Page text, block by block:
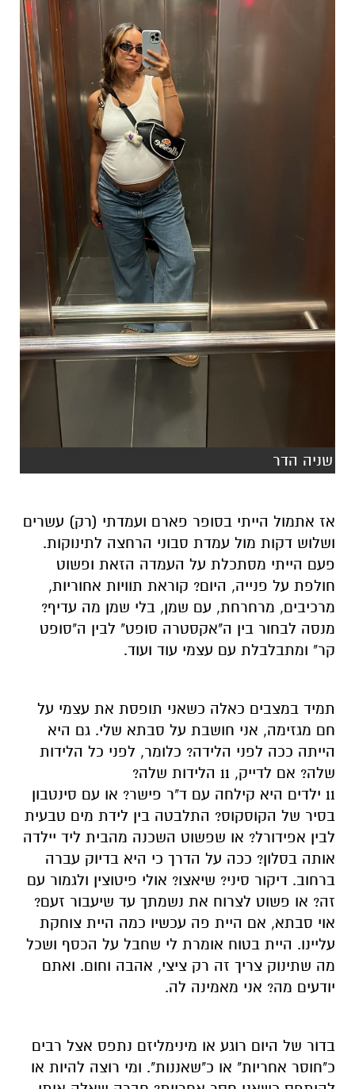
שניה הדר
אז אתמול הייתי בסופר פארם ועמדתי (רק) עשרים
ושלוש דקות מול עמדת סבוני הרחצה לתינוקות.
פעם הייתי מסתכלת על העמדה הזאת ופשוט
חולפת על פנייה, היום? קוראת תוויות אחוריות,
מרכיבים, מרחרחת, עם שמן, בלי שמן מה עדיף?
מנסה לבחור בין ה"אקסטרה סופט" לבין ה"סופט
קר" ומתבלבלת עם עצמי עוד ועוד.
תמיד במצבים כאלה כשאני תופסת את עצמי על
חם מגזימה, אני חושבת על סבתא שלי. גם היא
הייתה ככה לפני הלידה? כלומר, לפני כל הלידות
שלה? אם לדייק, 11 הלידות שלה?
11 ילדים היא קילחה עם ד"ר פישר? או עם סינטבון
בסיר של הקוסקוס? התלבטה בין לידת מים טבעית
לבין אפידורל? או שפשוט השכנה מהבית ליד יילדה
אותה בסלון? ככה על הדרך כי היא בדיוק עברה
ברחוב. דיקור סיני? שיאצו? אולי פיטוצין ולגמור עם
זה? או פשוט לצרוח את נשמתך עד שיעבור זעם?
אוי סבתא, אם היית פה עכשיו כמה היית צוחקת
עליינו. היית בטוח אומרת לי שחבל על הכסף ושכל
מה שתינוק צריך זה רק ציצי, אהבה וחום. ואתם
יודעים מה? אני מאמינה לה.
בדור של היום רוגע או מינימליזם נתפס אצל רבים
כ"חוסר אחריות" או כ"שאננות". ומי רוצה להיות או